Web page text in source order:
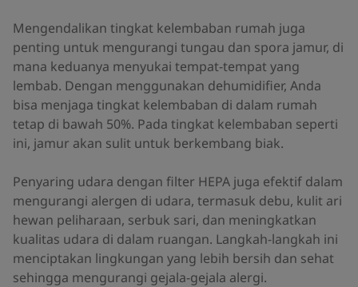
Mengendalikan tingkat kelembaban rumah juga
penting untuk mengurangi tungau dan spora jamur, di
mana keduanya menyukai tempat-tempat yang
lembab. Dengan menggunakan dehumidifier, Anda
bisa menjaga tingkat kelembaban di dalam rumah
tetap di bawah 50%. Pada tingkat kelembaban seperti
ini, jamur akan sulit untuk berkembang biak.
Penyaring udara dengan filter HEPA juga efektif dalam
mengurangi alergen di udara, termasuk debu, kulit ari
hewan peliharaan, serbuk sari, dan meningkatkan
kualitas udara di dalam ruangan. Langkah-langkah ini
menciptakan lingkungan yang lebih bersih dan sehat
sehingga mengurangi gejala-gejala alergi.